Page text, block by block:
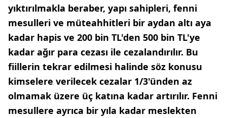
yıktırılmakla beraber, yapı sahipleri, fenni
mesulleri ve müteahhitleri bir aydan altı aya
kadar hapis ve 200 bin TL'den 500 bin TL'ye
kadar ağır para cezası ile cezalandırılır. Bu
fiillerin tekrar edilmesi halinde söz konusu
kimselere verilecek cezalar 1/3'ünden az
olmamak üzere üç katına kadar artırılır. Fenni
mesullere ayrıca bir yıla kadar meslekten